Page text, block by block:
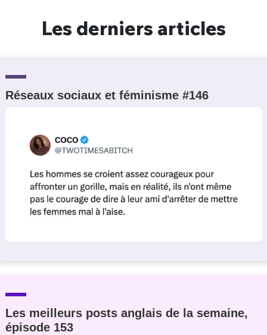
Les derniers articles
Réseaux sociaux et féminisme #146
Les meilleurs posts anglais de la semaine,
épisode 153
Un Thread